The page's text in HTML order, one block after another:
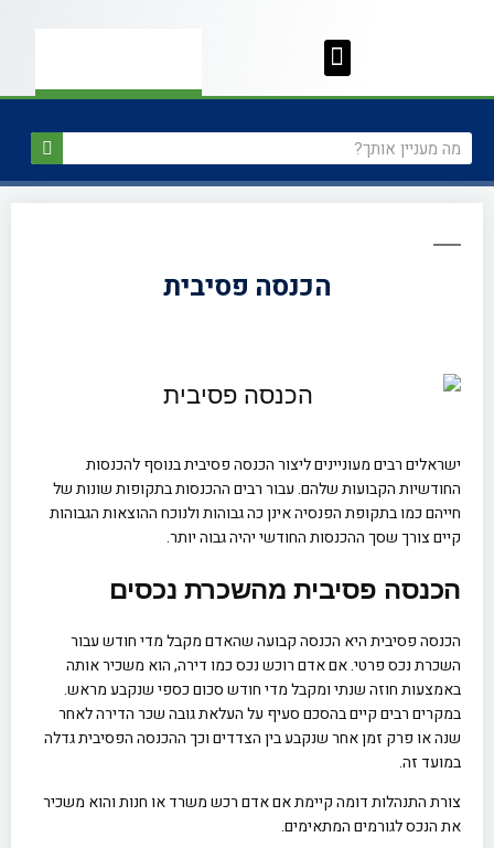
הכנסה פסיבית
ישראלים רבים מעוניינים ליצור הכנסה פסיבית בנוסף להכנסות
החודשיות הקבועות שלהם. עבור רבים ההכנסות בתקופות שונות של
חייהם כמו בתקופת הפנסיה אינן כה גבוהות ולנוכח ההוצאות הגבוהות
קיים צורך שסך ההכנסות החודשי יהיה גבוה יותר.
הכנסה פסיבית מהשכרת נכסים
הכנסה פסיבית היא הכנסה קבועה שהאדם מקבל מדי חודש עבור
השכרת נכס פרטי. אם אדם רוכש נכס כמו דירה, הוא משכיר אותה
באמצעות חוזה שנתי ומקבל מדי חודש סכום כספי שנקבע מראש.
במקרים רבים קיים בהסכם סעיף על העלאת גובה שכר הדירה לאחר
שנה או פרק זמן אחר שנקבע בין הצדדים וכך ההכנסה הפסיבית גדלה
במועד זה.
צורת התנהלות דומה קיימת אם אדם רכש משרד או חנות והוא משכיר
את הנכס לגורמים המתאימים.